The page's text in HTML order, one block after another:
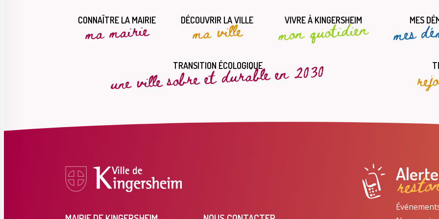
CONNAÎTRE LA MAIRIE
ma mairie DÉCOUVRIR LA VILLE
ma ville VIVRE À KINGERSHEIM
mon quotidien MES
mes
TRANSITION ÉCOLOGIQUE
une ville sobre et durable en 2030